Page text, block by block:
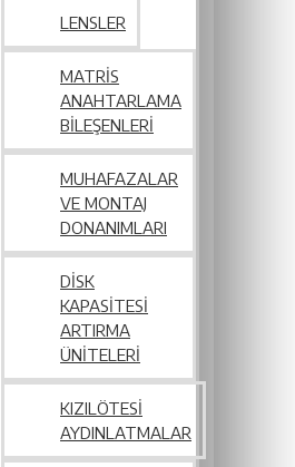
LENSLER
MATRIS
ANAHTARLAMA
BILEŞENLERI
MUHAFAZALAR
VE MONTAJ
DONANIMLARI
DISK
KAPASITESI
ARTIRMA
ÜNITELERI
KIZILÖTESI
AYDINLATMALAR